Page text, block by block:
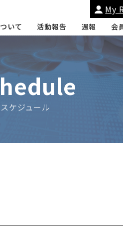
My
いて
会長挨拶 友好クラブ・
活動報告 週報 会
スケジュール